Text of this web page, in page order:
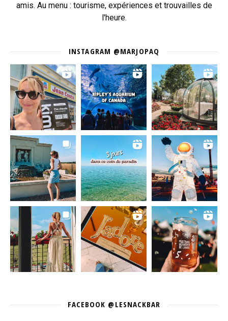
amis. Au menu : tourisme, expériences et trouvailles de
l'heure.
INSTAGRAM @MARJOPAQ
FACEBOOK @LESNACKBAR